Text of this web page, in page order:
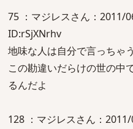
75 ：マジレスさん：2011/
ID:rSjXNrhv
地味な人は自分で言っちゃ
この勘違いだらけの世の中
るんだよ
128 ：マジレスさん：